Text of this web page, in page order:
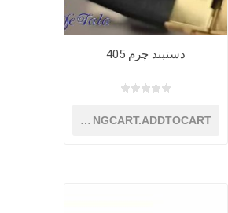
دستبند چرم 405
SHOPPINGCART.ADDTOCART